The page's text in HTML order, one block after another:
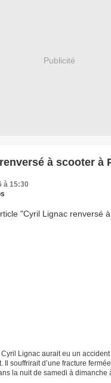
Publicité
à scooter à
à 15:30
Lignac aurait eu un
Il souffrirait d’une fracture
la nuit de samedi à dimanche